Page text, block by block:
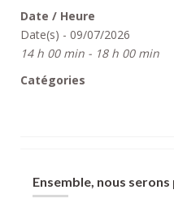
Date / Heure
Date(s) - 09/07/2026
14 h 00 min - 18 h 00 min
Catégories
Ensemble, nous